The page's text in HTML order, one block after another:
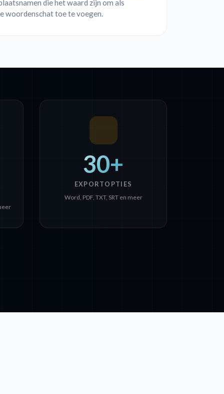
die het waard zijn om als
woordenschat toe te voegen.
30+
EXPORTOPTIES
Word, PDF, TXT, SRT en meer